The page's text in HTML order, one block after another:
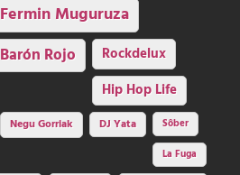
Fermin Muguruza
Barón Rojo Rockdelux
Hip Hop Life
Negu Gorriak DJ Yata
Sôber
La Fuga